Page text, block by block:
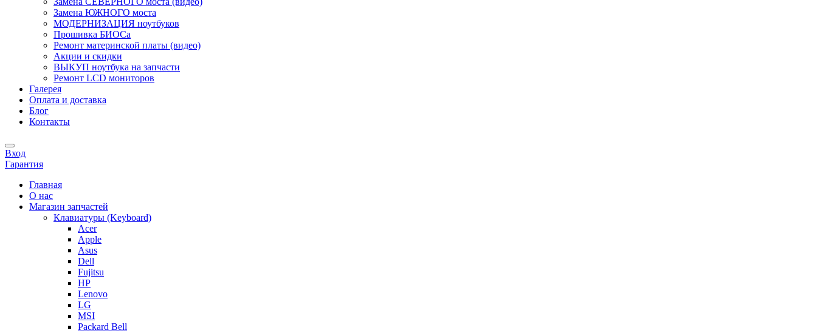
Замена ЮЖНОГО моста
МОДЕРНИЗАЦИЯ ноутбуков
Прошивка БИОСа
Ремонт материнской платы (видео)
Акции и скидки
ВЫКУП ноутбука на запчасти
Ремонт LCD мониторов
Галерея
Оплата и доставка
Блог
Контакты
Вход
Гарантия
Главная
О нас
Магазин запчастей
Клавиатуры (Keyboard)
Acer
Apple
Asus
Dell
Fujitsu
HP
Lenovo
LG
MSI
Packard Bell